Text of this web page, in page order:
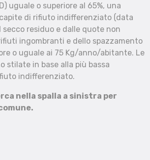
uguale o superiore al 65%, una
di rifiuto indifferenziato (data
secco residuo e dalle quote non
ingombranti e dello spazzamento
o uguale ai 75 Kg/anno/abitante. Le
stilate in base alla più bassa
indifferenziato.
nella spalla a sinistra per